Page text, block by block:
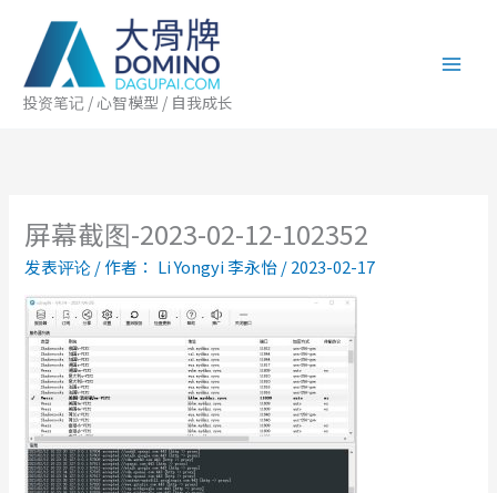
投资笔记 / 心智模型 / 自我成长
屏幕截图-2023-02-12-102352
发表评论/ 作者： Li Yongyi 李永怡/2023-02-17